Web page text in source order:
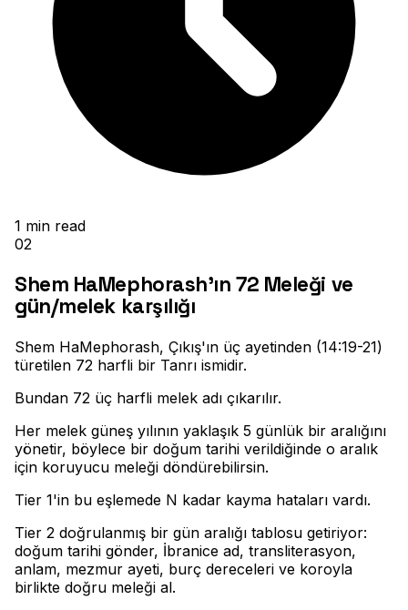
1 min read
02
Shem HaMephorash'ın 72 Meleği ve
gün/melek karşılığı
Shem HaMephorash, Çıkış'ın üç ayetinden (14:19-21)
türetilen 72 harfli bir Tanrı ismidir.
Bundan 72 üç harfli melek adı çıkarılır.
Her melek güneş yılının yaklaşık 5 günlük bir aralığını
yönetir, böylece bir doğum tarihi verildiğinde o aralık
için koruyucu meleği döndürebilirsin.
Tier 1'in bu eşlemede N kadar kayma hataları vardı.
Tier 2 doğrulanmış bir gün aralığı tablosu getiriyor:
doğum tarihi gönder, İbranice ad, transliterasyon,
anlam, mezmur ayeti, burç dereceleri ve koroyla
birlikte doğru meleği al.